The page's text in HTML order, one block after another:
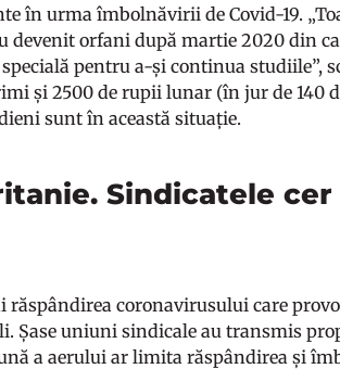
în urma îmbolnăvirii de Covid-19.
devenit orfani după martie 2020 din
pentru a-și continua studiile”,
și 2500 de rupii lunar (în jur de 140
sunt în această situație.
Sindicatele
răspândirea coronavirusului care
Șase uniuni sindicale au transmis
a aerului ar limita răspândirea și